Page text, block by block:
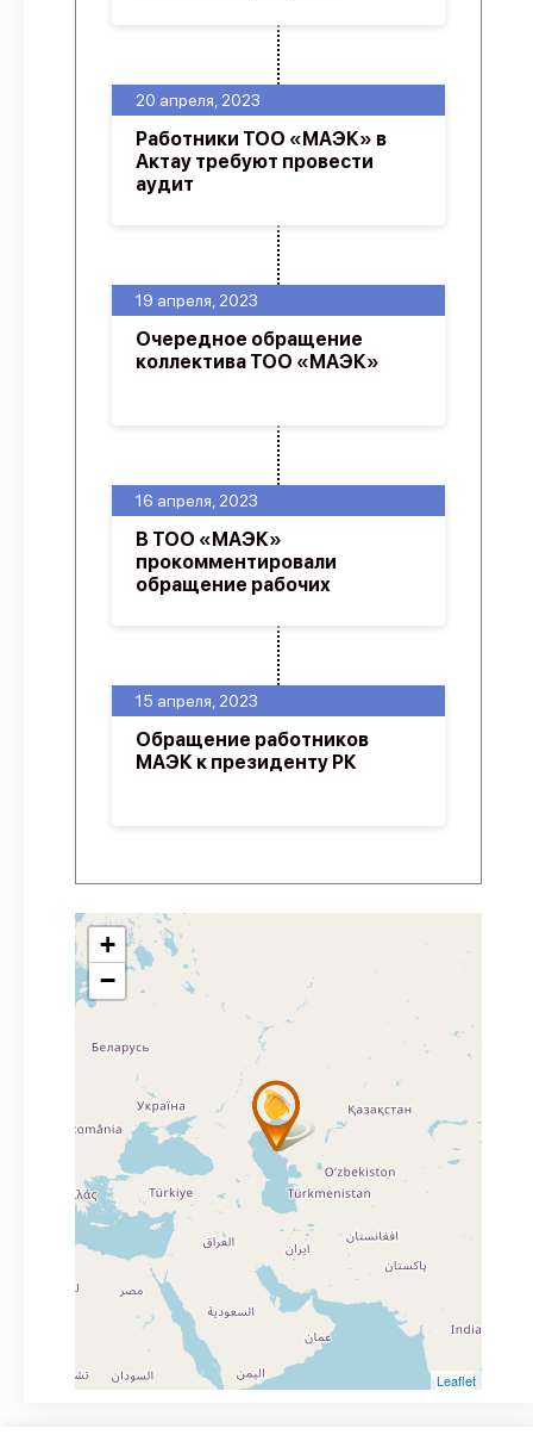
15 апреля, 2023
Обращение работников
МАЭК к президенту РК
16 апреля, 2023
В ТОО «МАЭК»
прокомментировали
обращение рабочих
19 апреля, 2023
Очередное обращение
коллектива ТОО «МАЭК»
20 апреля, 2023
Работники ТОО «МАЭК» в
Актау требуют провести
аудит
+
−
Leaflet